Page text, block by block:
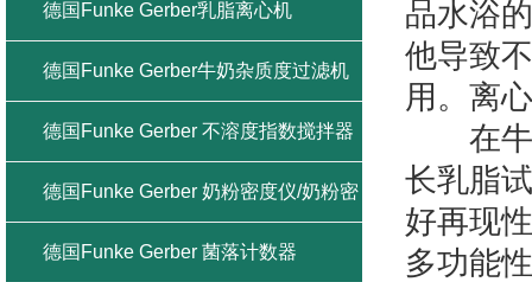
品水浴
他导致
用。离
在牛
长乳脂
好再现
多功能
德国Funke Gerber乳脂离心机
德国Funke Gerber牛奶杂质度过滤机
德国Funke Gerber 不溶度指数搅拌器
德国Funke Gerber 奶粉密度仪/奶粉密
度计
德国Funke Gerber 菌落计数器